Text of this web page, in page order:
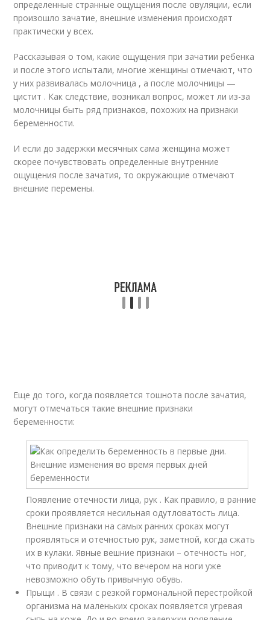
определенные странные ощущения после овуляции, если
произошло зачатие, внешние изменения происходят
практически у всех.
Рассказывая о том, какие ощущения при зачатии ребенка
и после этого испытали, многие женщины отмечают, что
у них развивалась молочница , а после молочницы —
цистит . Как следствие, возникал вопрос, может ли из-за
молочницы быть ряд признаков, похожих на признаки
беременности.
И если до задержки месячных сама женщина может
скорее почувствовать определенные внутренние
ощущения после зачатия, то окружающие отмечают
внешние перемены.
Еще до того, когда появляется тошнота после зачатия,
могут отмечаться такие внешние признаки
беременности:
Появление отечности лица, рук . Как правило, в ранние
сроки проявляется несильная одутловатость лица.
Внешние признаки на самых ранних сроках могут
проявляться и отечностью рук, заметной, когда сжать
их в кулаки. Явные вешние признаки – отечность ног,
что приводит к тому, что вечером на ноги уже
невозможно обуть привычную обувь.
Прыщи . В связи с резкой гормональной перестройкой
организма на маленьких сроках появляется угревая